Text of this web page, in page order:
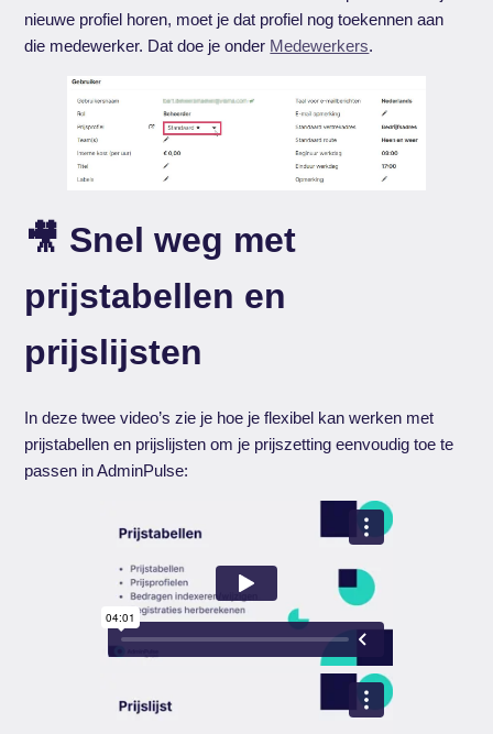
nieuwe profiel horen, moet je dat profiel nog toekennen aan
die medewerker. Dat doe je onder Medewerkers.
🎥 Snel weg met
prijstabellen en
prijslijsten
In deze twee video’s zie je hoe je flexibel kan werken met
prijstabellen en prijslijsten om je prijszetting eenvoudig toe te
passen in AdminPulse: